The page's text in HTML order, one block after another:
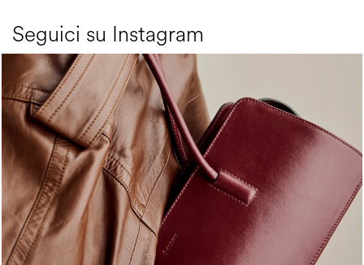
Seguici su Instagram
Classy, sassy, trendy - the new Pollini Lady Bag is ...